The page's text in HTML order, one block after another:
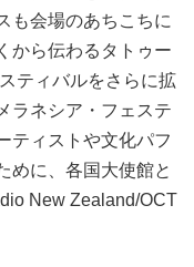
も会場のあちこちに
から伝わるタトゥー
ティバルをさらに拡
ラネシア・フェステ
ティストや文化パフ
めに、各国大使館と
New Zealand/OCT